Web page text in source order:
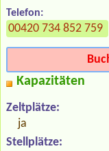
Telefon:
00420 734 852 759
Kapazitäten
Zeltplätze:
ja
Stellplätze: